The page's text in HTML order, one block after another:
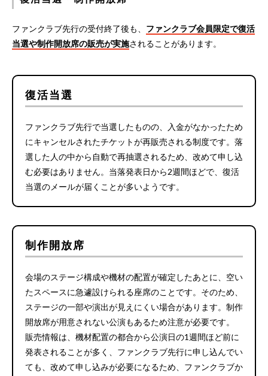
ファンクラブ先行の受付終了後も、 ファンクラブ会員限定で復活
当選や制作開放席の販売が実施されることがあります。
復活当選
ファンクラブ先行で当選したものの、入金がなかったため
にキャンセルされたチケットが再販売される制度です。落
選した人の中から自動で再抽選されるため、改めて申し込
む必要はありません。当落発表日から2週間ほどで、復活
当選のメールが届くことが多いようです。
制作開放席
会場のステージ構成や機材の配置が確定したあとに、空い
たスペースに急遽設けられる座席のことです。そのため、
ステージの一部や演出が見えにくい場合があります。制作
開放席が用意されない公演もあるため注意が必要です。
販売情報は、機材配置の都合から公演日の1週間ほど前に
発表されることが多く、ファンクラブ先行に申し込んでい
ても、改めて申し込みが必要になるため、ファンクラブか